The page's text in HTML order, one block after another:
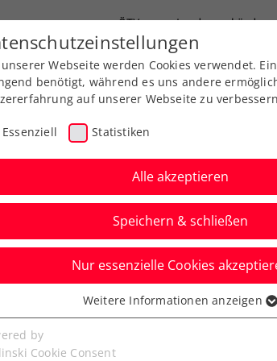
ÖTV Landesverbände
Ausbildungen Services Über
Aktuelle News
Webseite werden Cookies verwendet.
benötigt, während es uns andere
auf unserer Webseite zu
Essenziell Statistiken
Alle akzeptieren
Speichern & schließen
Nur essenzielle Cookies
Cookies werden für grundlegende
benötigt. Dadurch ist gewährleistet, dass
Weitere Informationen anzeigen
by
Cookie Consent